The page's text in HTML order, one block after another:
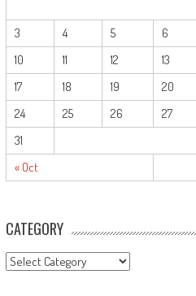
« Oct
3
4 5 6
10
11 12 13
17
18 19 20
24
25 26 27
31
CATEGORY
CATEGORY